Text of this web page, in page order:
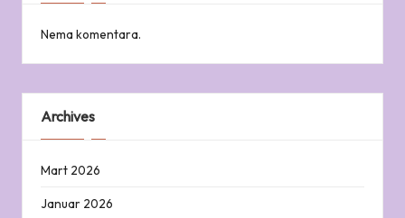
Nema komentara.
Archives
Mart 2026
Januar 2026